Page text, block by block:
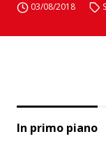
03/08/2018
In primo piano